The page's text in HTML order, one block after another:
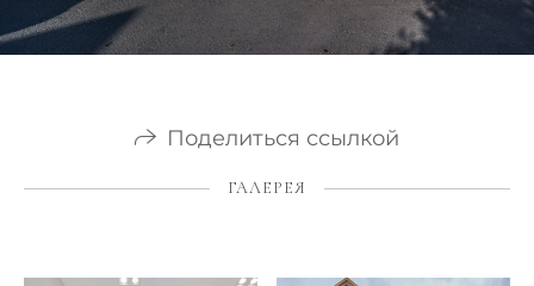
Поделиться ссылкой
ГАЛЕРЕЯ